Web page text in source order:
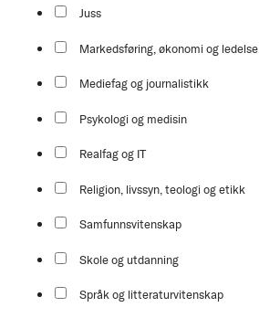
Juss
Markedsføring, økonomi og ledelse
Mediefag og journalistikk
Psykologi og medisin
Realfag og IT
Religion, livssyn, teologi og etikk
Samfunnsvitenskap
Skole og utdanning
Språk og litteraturvitenskap